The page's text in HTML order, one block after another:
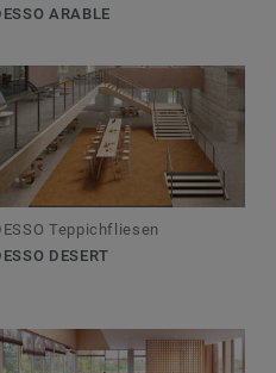
ARABLE
Teppichfliesen
DESERT